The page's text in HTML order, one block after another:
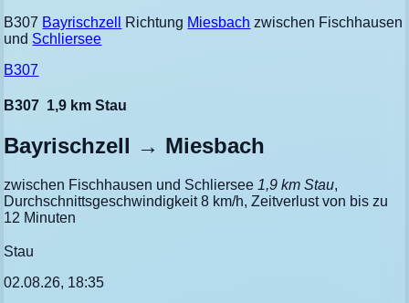
B307 Bayrischzell Richtung Miesbach zwischen Fischhausen
und Schliersee
B307
B307 1,9 km Stau
Bayrischzell → Miesbach
zwischen Fischhausen und Schliersee 1,9 km Stau,
Durchschnittsgeschwindigkeit 8 km/h, Zeitverlust von bis zu
12 Minuten
Stau
02.08.26, 18:35